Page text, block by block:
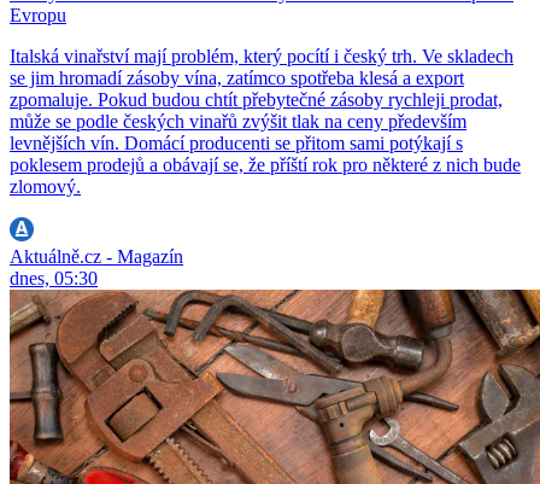
Evropu
Italská vinařství mají problém, který pocítí i český trh. Ve skladech
se jim hromadí zásoby vína, zatímco spotřeba klesá a export
zpomaluje. Pokud budou chtít přebytečné zásoby rychleji prodat,
může se podle českých vinařů zvýšit tlak na ceny především
levnějších vín. Domácí producenti se přitom sami potýkají s
poklesem prodejů a obávají se, že příští rok pro některé z nich bude
zlomový.
Aktuálně.cz - Magazín
dnes, 05:30